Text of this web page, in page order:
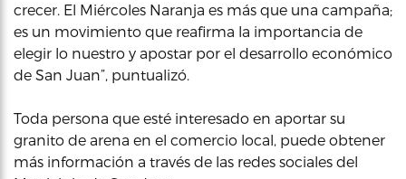
crecer. El Miércoles Naranja es más que una campaña;
es un movimiento que reafirma la importancia de
elegir lo nuestro y apostar por el desarrollo económico
de San Juan”, puntualizó.
Toda persona que esté interesado en aportar su
granito de arena en el comercio local, puede obtener
más información a través de las redes sociales del